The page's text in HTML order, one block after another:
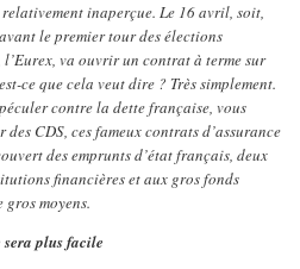
relativement inaperçue. Le 16 avril, soit,
le premier tour des élections
va ouvrir un contrat à terme sur
ce que cela veut dire ? Très simplement.
contre la dette française, vous
des CDS, ces fameux contrats d’assurance
des emprunts d’état français, deux
financières et aux gros fonds
moyens.
sera plus facile